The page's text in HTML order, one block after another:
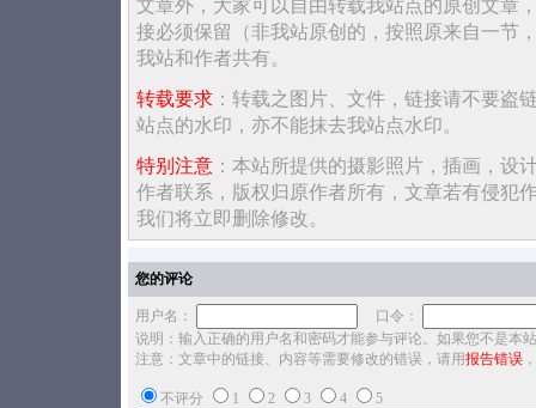
文章外，大家可以自由转载我站点的原创文章
接必须保留（非我站原创的，按照原来自一节
我站和作者共有。
转载要求 ：转载之图片、文件，链接请不要盗
站点的水印，亦不能抹去我站点水印。
特别注意 ：本站所提供的摄影照片，插画，设
作者联系，版权归原作者所有，文章若有侵犯
我们将立即删除修改。
您的评论
用户名：
口令：
说明：输入正确的用户名和密码才能参与评论。如果您不是本
注意：文章中的链接、内容等需要修改的错误，请用报告错误
不评分 1 2 3 4 5